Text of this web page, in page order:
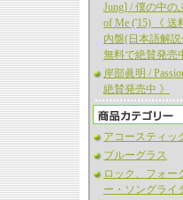
Jung] / 僕の中の
of Me ('15) 《 送
内盤(日本語解
無料で絶賛発売
岸部眞明 /
絶賛発売中 》
アコースティッ
ブルーグラス
ロック、フォー
ー・ソングライ